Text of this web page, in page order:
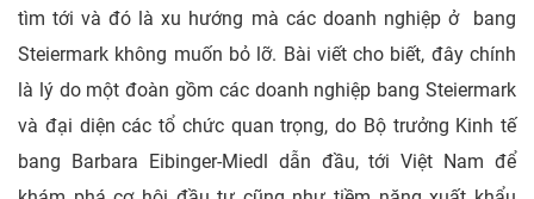
tìm tới và đó là xu hướng mà các doanh nghiệp ở bang
Steiermark không muốn bỏ lỡ. Bài viết cho biết, đây chính
là lý do một đoàn gồm các doanh nghiệp bang Steiermark
và đại diện các tổ chức quan trọng, do Bộ trưởng Kinh tế
bang Barbara Eibinger-Miedl dẫn đầu, tới Việt Nam để